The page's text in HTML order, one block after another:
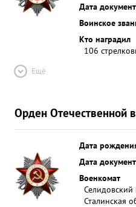
Дата
Воинское
Кто наградил
106
Ещё
Орден Отечественной
Дата
Дата
Военкомат
Селидовский
Сталинская